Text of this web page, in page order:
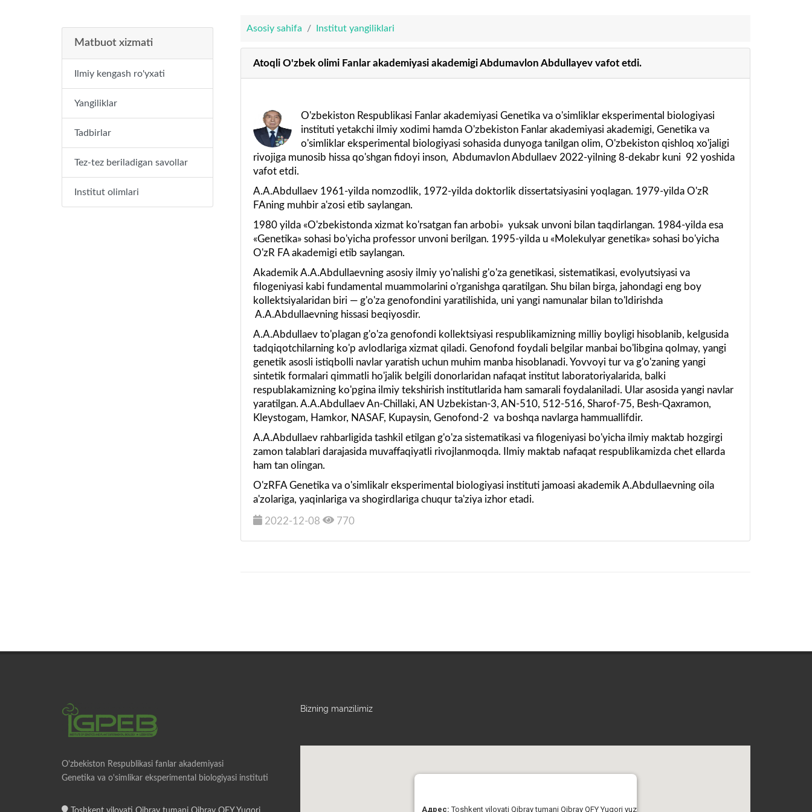
Asosiy sahifa Institut yangiliklari
Atoqli O'zbek olimi Fanlar akademiyasi akademigi Abdumavlon Abdullayev vafot etdi.
O'zbekiston Respublikasi Fanlar akademiyasi Genetika va o'simliklar eksperimental biologiyasi
instituti yetakchi ilmiy xodimi hamda O'zbekiston Fanlar akademiyasi akademigi, Genetika va
o'simliklar eksperimental biologiyasi sohasida dunyoga tanilgan olim, O'zbekiston qishloq xo'jaligi
rivojiga munosib hissa qo'shgan fidoyi inson, Abdumavlon Abdullaev 2022-yilning 8-dekabr kuni 92 yoshida
vafot etdi.
A.A.Abdullaev 1961-yilda nomzodlik, 1972-yilda doktorlik dissertatsiyasini yoqlagan. 1979-yilda O'zR
FAning muhbir a'zosi etib saylangan.
1980 yilda «O'zbekistonda xizmat ko'rsatgan fan arbobi» yuksak unvoni bilan taqdirlangan. 1984-yilda esa
«Genetika» sohasi bo'yicha professor unvoni berilgan. 1995-yilda u «Molekulyar genetika» sohasi bo'yicha
O'zR FA akademigi etib saylangan.
Akademik A.A.Abdullaevning asosiy ilmiy yo'nalishi g'o'za genetikasi, sistematikasi, evolyutsiyasi va
filogeniyasi kabi fundamental muammolarini o'rganishga qaratilgan. Shu bilan birga, jahondagi eng boy
kollektsiyalaridan biri — g'o'za genofondini yaratilishida, uni yangi namunalar bilan to'ldirishda
A.A.Abdullaevning hissasi beqiyosdir.
A.A.Abdullaev to'plagan g'o'za genofondi kollektsiyasi respublikamizning milliy boyligi hisoblanib, kelgusida
tadqiqotchilarning ko'p avlodlariga xizmat qiladi. Genofond foydali belgilar manbai bo'libgina qolmay, yangi
genetik asosli istiqbolli navlar yaratish uchun muhim manba hisoblanadi. Yovvoyi tur va g'o'zaning yangi
sintetik formalari qimmatli ho'jalik belgili donorlaridan nafaqat institut laboratoriyalarida, balki
respublakamizning ko'pgina ilmiy tekshirish institutlarida ham samarali foydalaniladi. Ular asosida yangi navlar
yaratilgan. A.A.Abdullaev An-Chillaki, AN Uzbekistan-3, AN-510, 512-516, Sharof-75, Besh-Qaxramon,
Kleystogam, Hamkor, NASAF, Kupaysin, Genofond-2 va boshqa navlarga hammuallifdir.
A.A.Abdullaev rahbarligida tashkil etilgan g'o'za sistematikasi va filogeniyasi bo'yicha ilmiy maktab hozgirgi
zamon talablari darajasida muvaffaqiyatli rivojlanmoqda. Ilmiy maktab nafaqat respublikamizda chet ellarda
ham tan olingan.
O'zRFA Genetika va o'simlikalr eksperimental biologiyasi instituti jamoasi akademik A.Abdullaevning oila
a'zolariga, yaqinlariga va shogirdlariga chuqur ta'ziya izhor etadi.
2022-12-08 770
Matbuot xizmati
Ilmiy kengash ro'yxati
Yangiliklar
Tadbirlar
Tez-tez beriladigan savollar
Institut olimlari
O'zbekiston Respublikasi fanlar akademiyasi
Genetika va o'simlikar eksperimental biologiyasi instituti
Bizning manzilimiz
Адрес:Toshkent viloyati Qibray tumani Qibray QFY Yuqori yuz